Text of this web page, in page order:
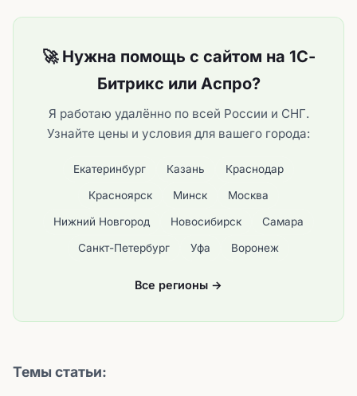
🚀 Нужна помощь с сайтом на 1С-
Битрикс или Аспро?
Я работаю удалённо по всей России и СНГ.
Узнайте цены и условия для вашего города:
Екатеринбург Казань Краснодар
Красноярск Минск Москва
Нижний Новгород Новосибирск Самара
Санкт-Петербург Уфа Воронеж
Все регионы →
Темы статьи: